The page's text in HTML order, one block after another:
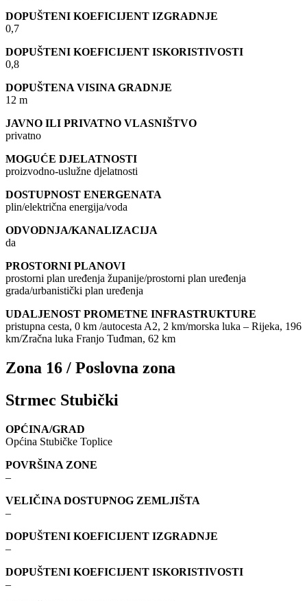
DOPUŠTENI KOEFICIJENT IZGRADNJE
0,7
DOPUŠTENI KOEFICIJENT ISKORISTIVOSTI
0,8
DOPUŠTENA VISINA GRADNJE
12 m
JAVNO ILI PRIVATNO VLASNIŠTVO
privatno
MOGUĆE DJELATNOSTI
proizvodno-uslužne djelatnosti
DOSTUPNOST ENERGENATA
plin/električna energija/voda
ODVODNJA/KANALIZACIJA
da
PROSTORNI PLANOVI
prostorni plan uređenja županije/prostorni plan uređenja
grada/urbanistički plan uređenja
UDALJENOST PROMETNE INFRASTRUKTURE
pristupna cesta, 0 km /autocesta A2, 2 km/morska luka – Rijeka, 196
km/Zračna luka Franjo Tuđman, 62 km
Zona 16 / Poslovna zona
Strmec Stubički
OPĆINA/GRAD
Općina Stubičke Toplice
POVRŠINA ZONE
–
VELIČINA DOSTUPNOG ZEMLJIŠTA
–
DOPUŠTENI KOEFICIJENT IZGRADNJE
–
DOPUŠTENI KOEFICIJENT ISKORISTIVOSTI
–